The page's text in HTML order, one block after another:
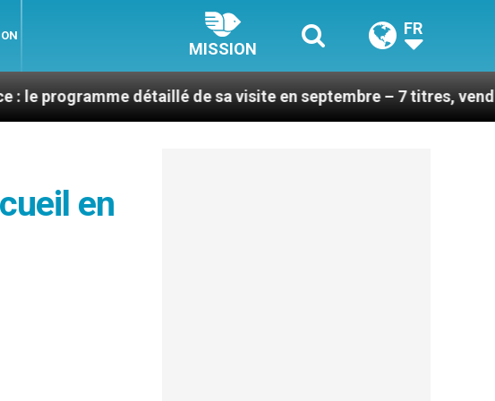
MISSION
FR
détaillé de sa visite en septembre – 7 titres, vendredi 7 août
en